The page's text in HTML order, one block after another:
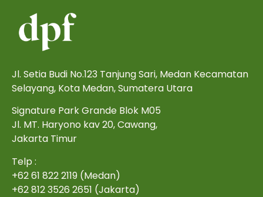
Jl. Setia Budi No.123 Tanjung Sari, Medan Kecamatan
Selayang, Kota Medan, Sumatera Utara
Signature Park Grande Blok M05
Jl. MT. Haryono kav 20, Cawang,
Jakarta Timur
Telp :
+62 61 822 2119 (Medan)
+62 812 3526 2651 (Jakarta)